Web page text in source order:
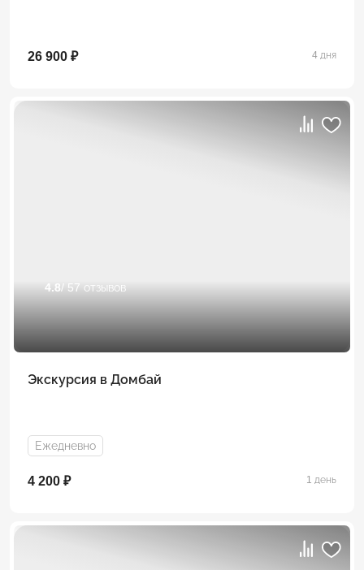
26 900 ₽ 4 дня
4.8/ 57 отзывов
Экскурсия в Домбай
Ежедневно
4 200 ₽ 1 день